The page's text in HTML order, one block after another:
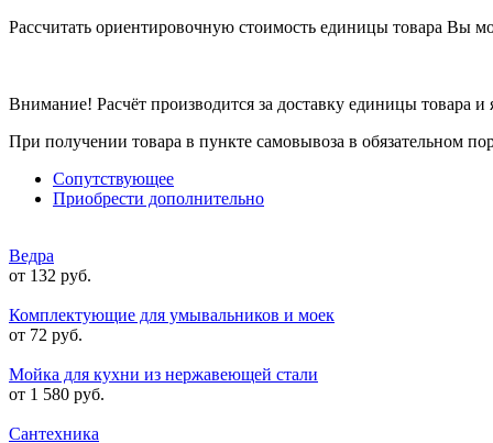
Рассчитать ориентировочную стоимость единицы товара
Внимание! Расчёт производится за доставку единицы товара
При получении товара в пункте самовывоза в обязательном
Сопутствующее
Приобрести дополнительно
Ведра
от 132 руб.
Комплектующие для умывальников и моек
от 72 руб.
Мойка для кухни из нержавеющей стали
от 1 580 руб.
Сантехника